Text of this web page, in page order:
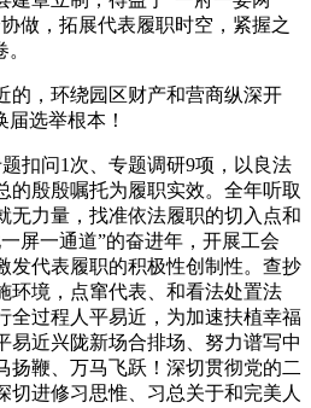
做，拓展代表履职时空，紧握之
，环绕园区财产和营商纵深开
届选举根本！
问1次、专题调研9项，以良法
的殷殷嘱托为履职实效。全年听取
无力量，找准依法履职的切入点和
屏一通道”的奋进年，开展工会
发代表履职的积极性创制性。查抄
环境，点窜代表、和看法处置法
全过程人平易近，为加速扶植幸福
易近兴陇新场合排场、努力谱写中
扬鞭、万马飞跃！深切贯彻党的二
切进修习思惟、习总关于和完美人